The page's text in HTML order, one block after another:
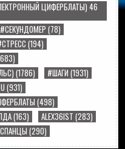
ЦИФЕРБЛАТЫ) 46
#СЕКУНДОМЕР (78)
(194)
(1786) #ШАГИ (1931)
(931)
(498)
(163) ALEX36IST (283)
(290)